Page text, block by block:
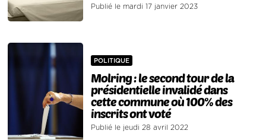
Publié le mardi 17 janvier 2023
POLITIQUE
Molring : le second tour de la
présidentielle invalidé dans
cette commune où 100% des
inscrits ont voté
Publié le jeudi 28 avril 2022